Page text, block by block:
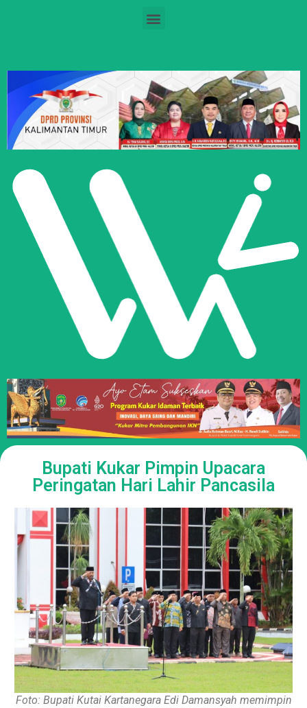
Bupati Kukar Pimpin Upacara
Peringatan Hari Lahir Pancasila
Foto: Bupati Kutai Kartanegara Edi Damansyah memimpin